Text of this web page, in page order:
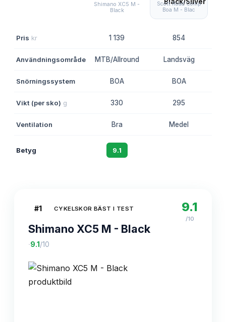
Shimano XC5 M -
Black
Scott Road Comp
Boa M - Blac
Pris kr 1 139 854
Användningsområde MTB/Allround Landsväg
Snörningssystem BOA BOA
Vikt (per sko) g 330 295
Ventilation Bra Medel
Betyg 9.1
#1 CYKELSKOR BÄST I TEST
Shimano XC5 M - Black
·9.1 /10
9.1
/10